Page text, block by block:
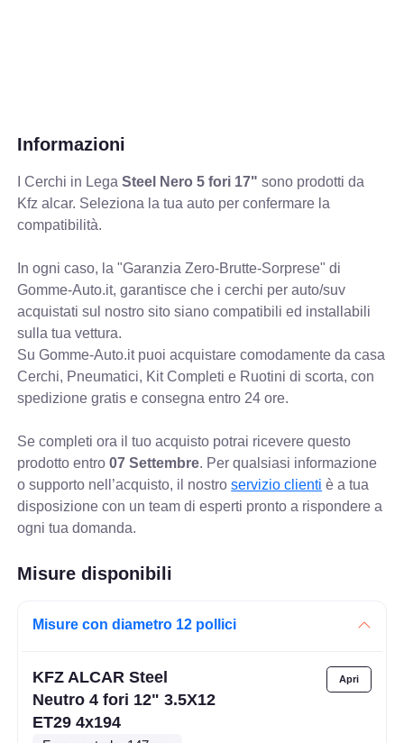
Informazioni
I Cerchi in LegaSteel Nero 5 fori 17" sono prodotti da
Kfz alcar. Seleziona la tua auto per confermare la
compatibilità.
In ogni caso, la "Garanzia Zero-Brutte-Sorprese" di
Gomme-Auto.it, garantisce che i cerchi per auto/suv
acquistati sul nostro sito siano compatibili ed installabili
sulla tua vettura.
Su Gomme-Auto.it puoi acquistare comodamente da casa
Cerchi, Pneumatici, Kit Completi e Ruotini di scorta, con
spedizione gratis e consegna entro 24 ore.
Se completi ora il tuo acquisto potrai ricevere questo
prodotto entro07 Settembre. Per qualsiasi informazione
o supporto nell’acquisto, il nostroservizio clienti è a tua
disposizione con un team di esperti pronto a rispondere a
ogni tua domanda.
Misure disponibili
Misure con diametro 12 pollici
KFZ ALCAR Steel
Neutro 4 fori 12" 3.5X12
ET29 4x194